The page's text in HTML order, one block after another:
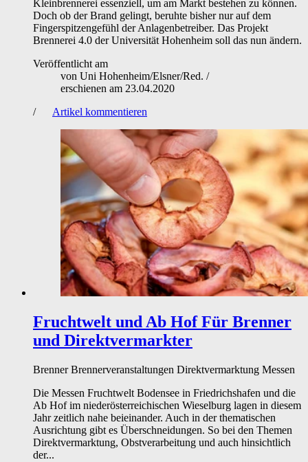
Kleinbrennerei essenziell, um am Markt bestehen zu können.
Doch ob der Brand gelingt, beruhte bisher nur auf dem
Fingerspitzengefühl der Anlagenbetreiber. Das Projekt
Brennerei 4.0 der Universität Hohenheim soll das nun ändern.
Veröffentlicht am
von Uni Hohenheim/Elsner/Red. /
erschienen am 23.04.2020
/
Artikel kommentieren
Fruchtwelt und Ab Hof Für Brenner
und Direktvermarkter
Brenner Brennerveranstaltungen Direktvermarktung Messen
Die Messen Fruchtwelt Bodensee in Friedrichshafen und die
Ab Hof im niederösterreichischen Wieselburg lagen in diesem
Jahr zeitlich nahe beieinander. Auch in der thematischen
Ausrichtung gibt es Überschneidungen. So bei den Themen
Direktvermarktung, Obstverarbeitung und auch hinsichtlich
der...